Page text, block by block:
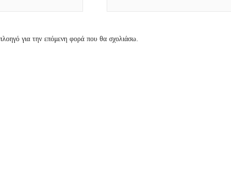
για την επόμενη φορά που θα σχολιάσω.